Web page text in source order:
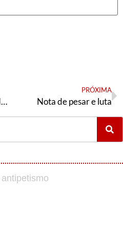
“Vou votar no candidato do Lula”
PRÓXIMA
Nota de pesar e luta
antipetismo